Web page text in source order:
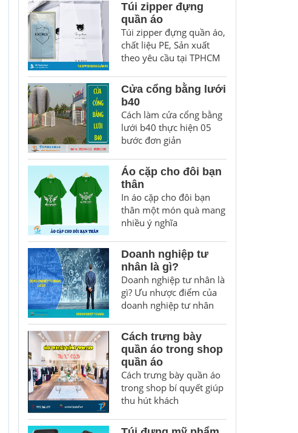
Túi zipper đựng
quần áo
Túi zipper đựng quần áo,
chất liệu PE, Sản xuất
theo yêu cầu tại TPHCM
Cửa cổng bằng lưới
b40
Cách làm cửa cổng bằng
lưới b40 thực hiện 05
bước đơn giản
Áo cặp cho đôi bạn
thân
In áo cặp cho đôi bạn
thân một món quà mang
nhiều ý nghĩa
Doanh nghiệp tư
nhân là gì?
Doanh nghiệp tư nhân là
gì? Ưu nhược điểm của
doanh nghiệp tư nhân
Cách trưng bày
quần áo trong shop
quần áo
Cách trưng bày quần áo
trong shop bí quyết giúp
thu hút khách